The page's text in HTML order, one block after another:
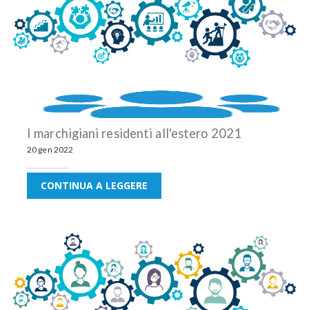
I marchigiani residenti all'estero 2021
20 gen 2022
CONTINUA A LEGGERE